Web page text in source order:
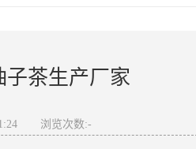
子茶生产厂家
浏览次数:-